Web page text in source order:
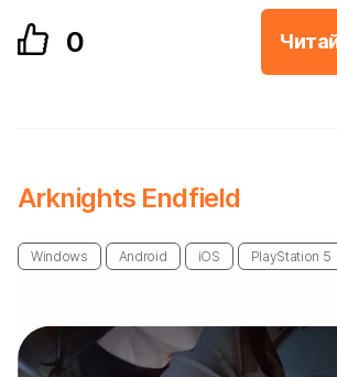
0
Arknights Endfield
Windows Android iOS PlayStation 5